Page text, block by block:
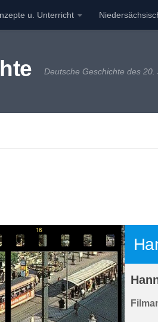
u. Unterricht
Deutsche Geschichte des